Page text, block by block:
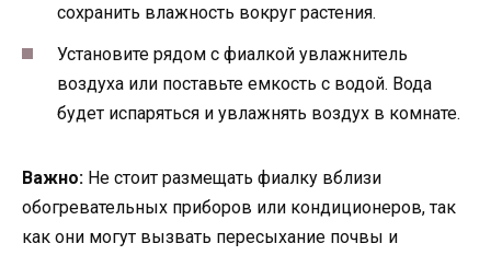
сохранить влажность вокруг растения.
Установите рядом с фиалкой увлажнитель
воздуха или поставьте емкость с водой. Вода
будет испаряться и увлажнять воздух в комнате.
Важно: Не стоит размещать фиалку вблизи
обогревательных приборов или кондиционеров, так
как они могут вызвать пересыхание почвы и